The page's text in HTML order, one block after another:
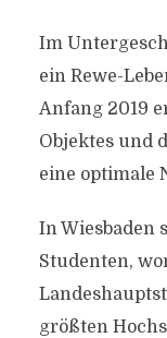
Im
ein Rewe-
Anfang 2019
Objektes und
eine optimale
In Wiesbaden
Studenten,
größten